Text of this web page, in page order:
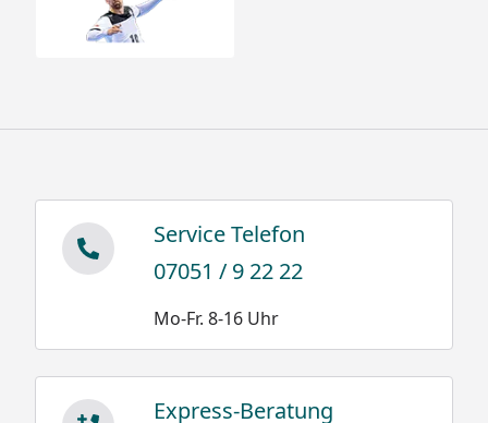
Service Telefon
07051 / 9 22 22
Mo-Fr. 8-16 Uhr
Express-Beratung